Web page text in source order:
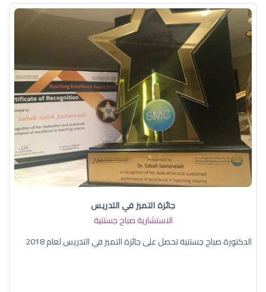
جائزة التميز في التدريس
الاستشارية صباح جستنية
الدكتورة صباح جستنية تحصل على جائزة التميز في التدريس لعام 2018